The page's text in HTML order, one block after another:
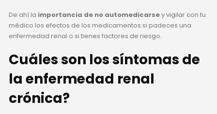
De ahí la importancia de no automedicarsey vigilar con tu
médico los efectos de los medicamentos si padeces una
enfermedad renal o si tienes factores de riesgo.
Cuáles son los síntomas de
la enfermedad renal
crónica?